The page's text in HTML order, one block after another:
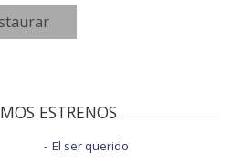
ESTRENOS
El ser querido